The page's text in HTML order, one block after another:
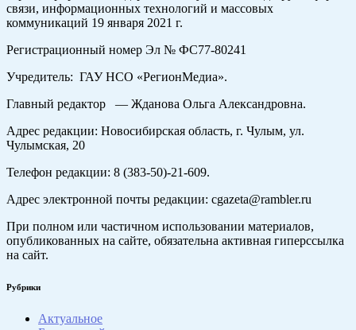
связи, информационных технологий и массовых
коммуникаций 19 января 2021 г.
Регистрационный номер Эл № ФС77-80241
Учредитель: ГАУ НСО «РегионМедиа».
Главный редактор — Жданова Ольга Александровна.
Адрес редакции: Новосибирская область, г. Чулым, ул.
Чулымская, 20
Телефон редакции: 8 (383-50)-21-609.
Адрес электронной почты редакции: cgazeta@rambler.ru
При полном или частичном использовании материалов,
опубликованных на сайте, обязательна активная гиперссылка
на сайт.
Рубрики
Актуальное